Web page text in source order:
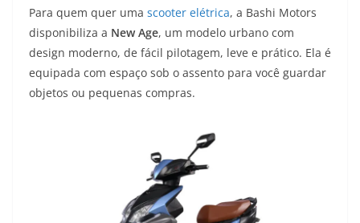
Para quem quer uma scooter elétrica, a Bashi Motors
disponibiliza a New Age, um modelo urbano com
design moderno, de fácil pilotagem, leve e prático. Ela é
equipada com espaço sob o assento para você guardar
objetos ou pequenas compras.